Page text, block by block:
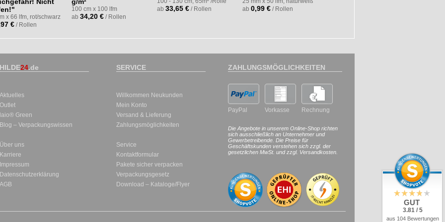
x 66 lfm, rot/schwarz
€ / Rollen
100 cm x 100 lfm
ab 34,20 € / Rollen
ab 33,65 € / Rollen
ab 0,99 € / Rollen
HILDE24.de
Aktuelles
Outlet
laio® Green
Blog – Verpackungswissen
Über uns
Karriere
Impressum
Datenschutzerklärung
AGB
SERVICE
Willkommen Neukunden
Mein Konto
Versand & Lieferung
Zahlungsmöglichkeiten
Service
Kontaktformular
Pakete sicher verpacken
Verpackungsgesetz
Download – Kataloge/Flyer
ZAHLUNGSMÖGLICHKEITEN
PayPal Vorkasse Rechnung
Die Angebote in unserem Online-Shop richten
sich ausschließlich an Unternehmer und
Gewerbetreibende. Die Preise für
Geschäftskunden verstehen sich zzgl. der
gesetzlichen MwSt. und zzgl. Versandkosten.
GUT
3.81 / 5
aus 104 Bewertungen